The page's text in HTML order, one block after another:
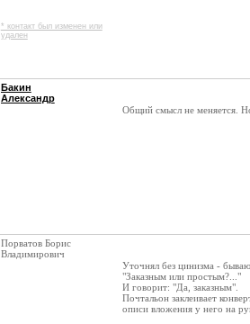
* контакт был изменен или
удален
Бакин
Александр
Общий смысл не меняется.
Порватов Борис
Владимирович
Уточнял без цинизма -
"Заказным или простым?..."
И говорит: "Да, заказным".
Почтальон заклеивает
описи вложения у него на